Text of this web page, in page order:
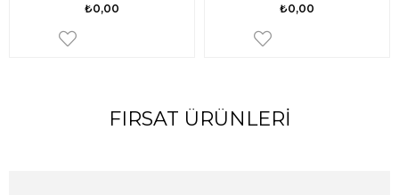
₺0,00 ₺0,00
FIRSAT ÜRÜNLERI